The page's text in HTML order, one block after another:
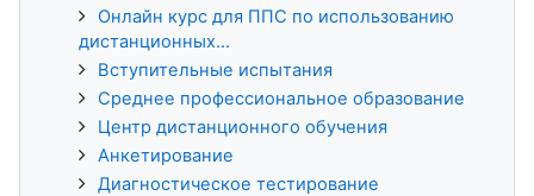
Онлайн курс для ППС по использованию
дистанционных...
Вступительные испытания
Среднее профессиональное образование
Центр дистанционного обучения
Анкетирование
Диагностическое тестирование